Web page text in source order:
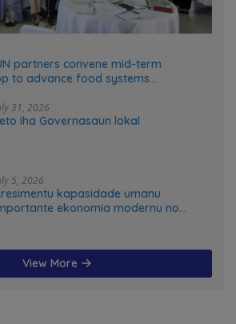
partners convene mid-term
to advance food systems
31, 2026
iha Governasaun lokal
5, 2026
kapasidade umanu
ekonomia modernu no
View More